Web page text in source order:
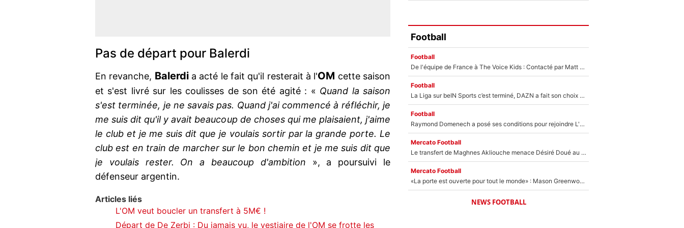
Pas de départ pour Balerdi
En revanche, Balerdia acté le fait qu'il resterait à l'OM cette saison
et s'est livré sur les coulisses de son été agité : « Quand la saison
s'est terminée, je ne savais pas. Quand j'ai commencé à réfléchir, je
me suis dit qu'il y avait beaucoup de choses qui me plaisaient, j'aime
le club et je me suis dit que je voulais sortir par la grande porte. Le
club est en train de marcher sur le bon chemin et je me suis dit que
je voulais rester. On a beaucoup d'ambition », a poursuivi le
défenseur argentin.
Articles liés
L'OM veut boucler un transfert à 5M€ !
Départ de De Zerbi : Du jamais vu, le vestiaire de l'OM se frotte les
Football
Football
De l'équipe de France à The Voice Kids : Contacté par Matt Pokora, Kylian Mbappé a accepté de jouer un rôle inédit sur TF1 !
Football
La Liga sur beIN Sports c’est terminé, DAZN a fait son choix pour Benjamin Da Silva et Omar Da Fonseca !
Football
Raymond Domenech a posé ses conditions pour rejoindre L'EQUIPE du Soir : Il refuse de faire l'émission avec un autre chroniqueur !
Mercato Football
Le transfert de Maghnes Akliouche menace Désiré Doué au PSG : «Je valide à 200%»
Mercato Football
«La porte est ouverte pour tout le monde» : Mason Greenwood et Pierre-Emerick Aubameyang ont quitté l'OM, Amine Gouiri balance sur la suite du mercato et sur la réaction du vestiaire !
NEWS FOOTBALL